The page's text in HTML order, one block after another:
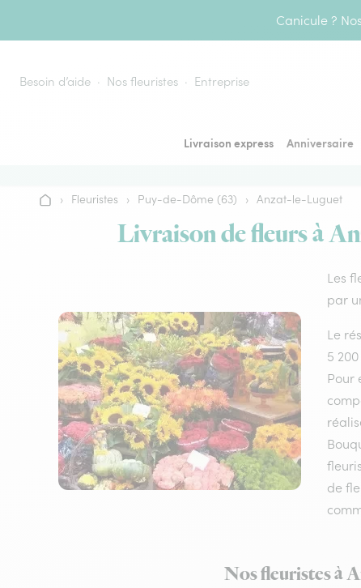
Canicule ?
Besoin d’aide Nos fleuristes Entreprise
Livraison express Anniversaire
Accueil
› Fleuristes › Puy-de-Dôme (63) › Anzat-le-Luguet
Livraison de fleurs à
Les
par
Le
5
Pour
de
Nos fleuristes à